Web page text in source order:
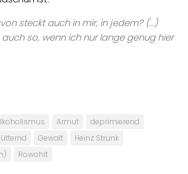
steckt auch in mir, in jedem? (…)
auch so, wenn ich nur lange genug hier
Armut
deprimierend
Gewalt
Heinz Strunk
Rowohlt